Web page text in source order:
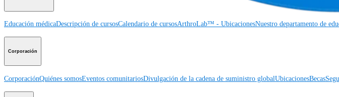
Educación médicaDescripción de cursosCalendario de cursosArthroLab™ - UbicacionesNuestro departamento de
Corporación
CorporaciónQuiénes somosEventos comunitariosDivulgación de la cadena de suministro globalUbicacionesBecas